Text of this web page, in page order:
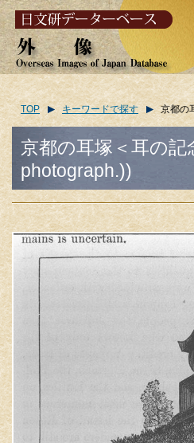
TOP キーワードで探す 京都の
京都の耳塚＜耳の
photograph.))